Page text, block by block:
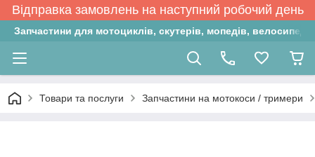
Відправка замовлень на наступний робочий день
Запчастини для мотоциклів, скутерів, мопедів,
Товари та послуги Запчастини на мотокоси / тримери